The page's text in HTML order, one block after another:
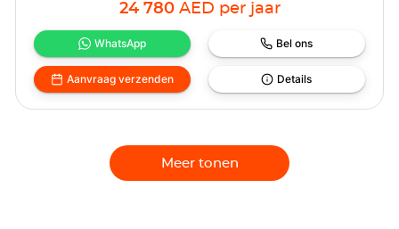
24 780 AED per jaar
WhatsApp Bel ons
Aanvraag verzenden Details
Meer tonen